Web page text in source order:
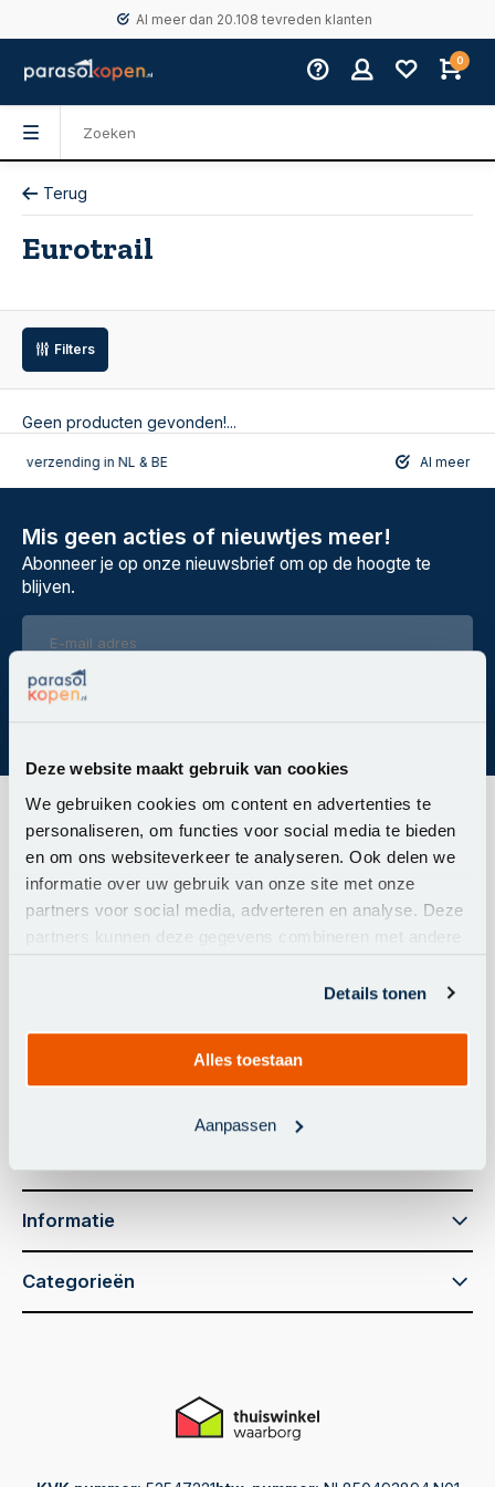
Deze website maakt gebruik van cookies
We gebruiken cookies om content en advertenties te
personaliseren, om functies voor social media te bieden
en om ons websiteverkeer te analyseren. Ook delen we
informatie over uw gebruik van onze site met onze
partners voor social media, adverteren en analyse. Deze
partners kunnen deze gegevens combineren met andere
verzameld op basis van uw gebruik van hun services.
Details tonen
Alles toestaan
Aanpassen
Al meer dan 20.108 tevreden klanten
0
Terug
Eurotrail
Filters
Geen producten gevonden!...
in NL & BE Al meer dan
Mis geen acties of nieuwtjes meer!
Abonneer je op onze nieuwsbrief om op de hoogte te
blijven.
Hoe kunnen we je helpen?
Klantenservice:
nu geopend
+31 488 44 12 20
Informatie
Categorieën